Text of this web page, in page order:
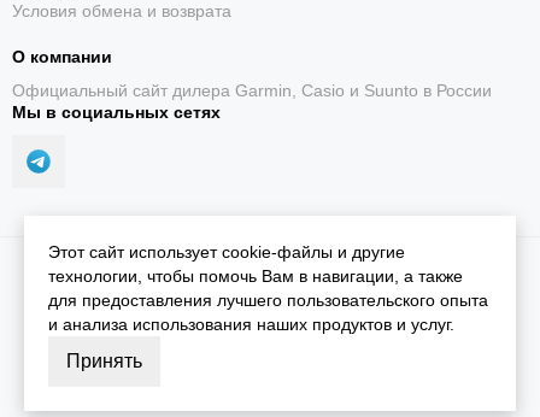
Условия обмена и возврата
О компании
Официальный сайт дилера Garmin, Casio и Suunto в России
Мы в социальных сетях
2026 © iGarmin.Карта сайта
Этот сайт использует cookie-файлы и другие
технологии, чтобы помочь Вам в навигации, а также
для предоставления лучшего пользовательского опыта
и анализа использования наших продуктов и услуг.
Принять